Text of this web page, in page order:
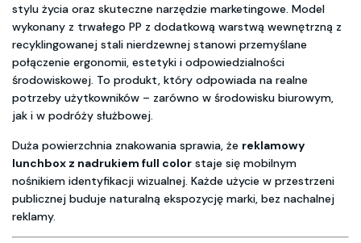
stylu życia oraz skuteczne narzędzie marketingowe. Model
wykonany z trwałego PP z dodatkową warstwą wewnętrzną z
recyklingowanej stali nierdzewnej stanowi przemyślane
połączenie ergonomii, estetyki i odpowiedzialności
środowiskowej. To produkt, który odpowiada na realne
potrzeby użytkowników – zarówno w środowisku biurowym,
jak i w podróży służbowej.
Duża powierzchnia znakowania sprawia, że reklamowy
lunchbox z nadrukiem full color staje się mobilnym
nośnikiem identyfikacji wizualnej. Każde użycie w przestrzeni
publicznej buduje naturalną ekspozycję marki, bez nachalnej
reklamy.